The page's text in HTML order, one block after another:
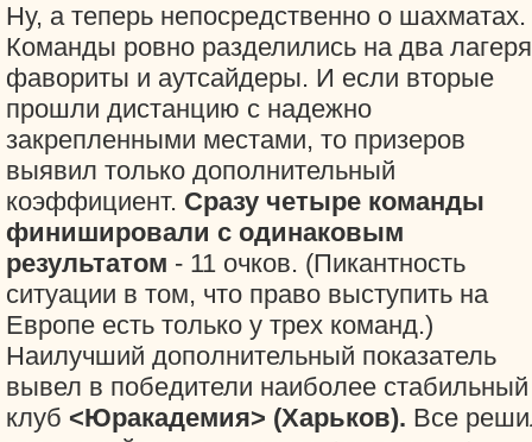
Ну, а теперь непосредственно о шахматах.
Команды ровно разделились на два
фавориты и аутсайдеры. И если вторые
прошли дистанцию с надежно
закрепленными местами, то призеров
выявил только дополнительный
коэффициент. Сразу четыре команды
финишировали с одинаковым
результатом - 11 очков. (Пикантность
ситуации в том, что право выступить на
Европе есть только у трех команд.)
Наилучший дополнительный показатель
вывел в победители наиболее стабильный
клуб <Юракадемия> (Харьков). Все